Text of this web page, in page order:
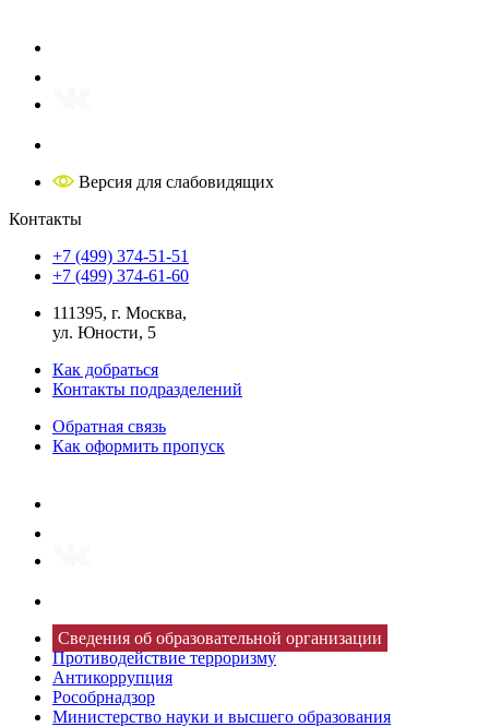
Версия для слабовидящих
Контакты
+7 (499) 374-51-51
+7 (499) 374-61-60
111395, г. Москва,
ул. Юности, 5
Как добраться
Контакты подразделений
Обратная связь
Как оформить пропуск
Сведения об образовательной организации
Противодействие терроризму
Антикоррупция
Рособрнадзор
Министерство науки и высшего образования